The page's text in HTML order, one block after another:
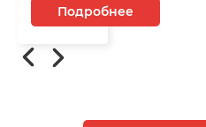
Подробнее